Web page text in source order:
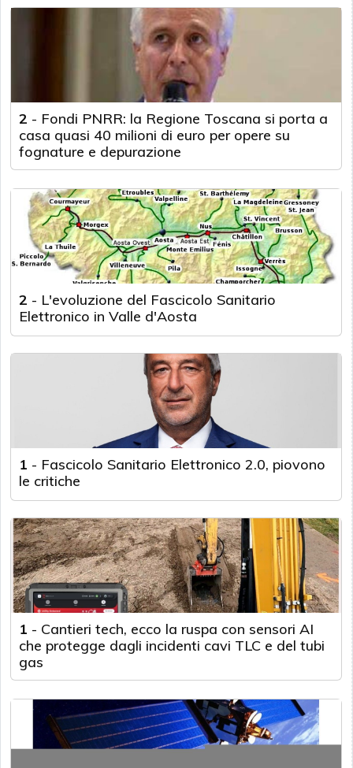
2 - Fondi PNRR: la Regione Toscana si porta a
casa quasi 40 milioni di euro per opere su
fognature e depurazione
2 - L'evoluzione del Fascicolo Sanitario
Elettronico in Valle d'Aosta
1 - Fascicolo Sanitario Elettronico 2.0, piovono
le critiche
1 - Cantieri tech, ecco la ruspa con sensori AI
che protegge dagli incidenti cavi TLC e del tubi
gas